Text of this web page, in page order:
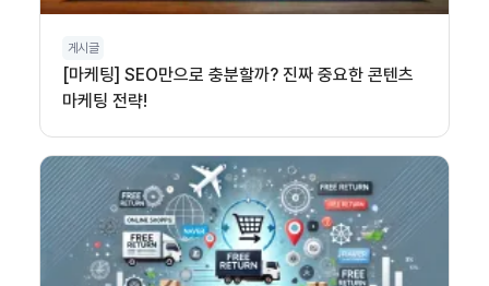
게시글
[마케팅] SEO만으로 충분할까? 진짜 중요한 콘텐츠
마케팅 전략!